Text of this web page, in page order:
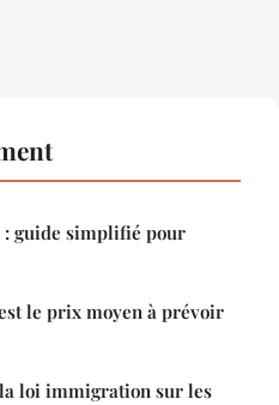
guide simplifié pour
le prix moyen à prévoir
loi immigration sur les